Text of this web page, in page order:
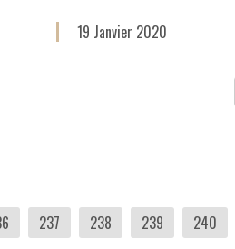
19 Janvier 2020
237 238 239 240